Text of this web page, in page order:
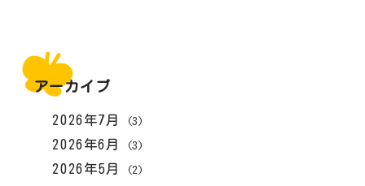
アーカイブ
2026年7月 (3)
2026年6月 (3)
2026年5月 (2)